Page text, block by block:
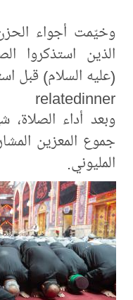
وخيّمت أجواء
الذين استذكروا
(عليه السلام) قبل
relatedinner
وبعد أداء الصلاة،
جموع المعزين
المليوني.